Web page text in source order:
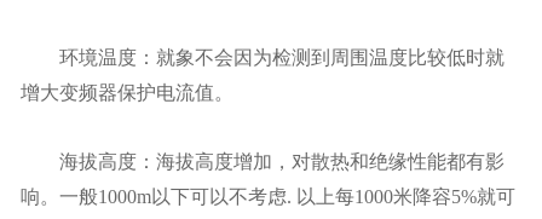
环境温度：就象不会因为检测到周围温度比较低时就
增大变频器保护电流值。
海拔高度：海拔高度增加，对散热和绝缘性能都有影
响。一般1000m以下可以不考虑. 以上每1000米降容5%就可